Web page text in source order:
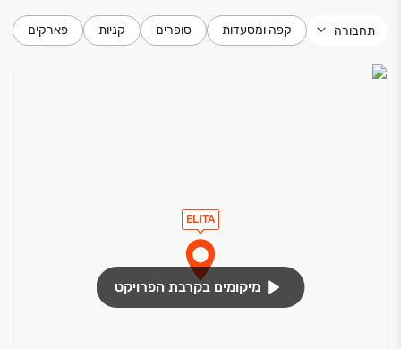
תחבורה קפה ומסעדות סופרים קניות פארקים
ELITA
מיקומים בקרבת הפרויקט